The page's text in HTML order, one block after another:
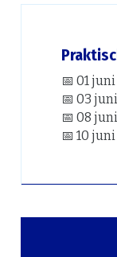
📅 01
📅 03
📅 08
📅 10